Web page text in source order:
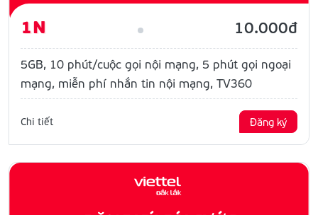
1N 10.000đ
5GB, 10 phút/cuộc gọi nội mạng, 5 phút gọi ngoại
mạng, miễn phí nhắn tin nội mạng, TV360
Chi tiết Đăng ký